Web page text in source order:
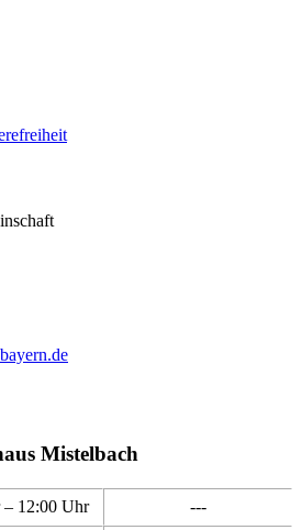
Mistelbach
12:00 Uhr
---